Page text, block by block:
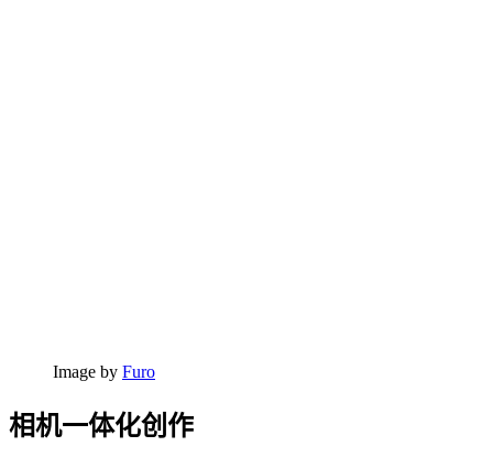
Image by Furo
相机一体化创作